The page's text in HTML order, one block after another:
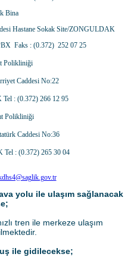
Bina
Hastane Sokak Site/ZONGULDAK
Faks : (0.372) 252 07 25
Polikliniği
Caddesi No:22
: (0.372) 266 12 95
Polikliniği
Caddesi No:36
: (0.372) 265 30 04
yolu ile ulaşım sağlanacak
tren ile merkeze ulaşım
ile gidilecekse;